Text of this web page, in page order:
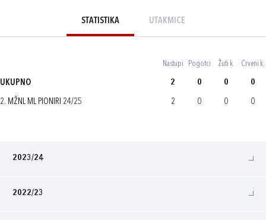
STATISTIKA UTAKMICE
Nastupi Pogotci Žuti k. Crveni k.
UKUPNO 2 0 0 0
2. MŽNL ML PIONIRI 24/25 2 0 0 0
2023/24
2022/23